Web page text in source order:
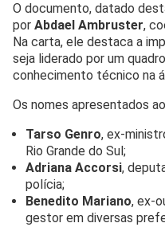
O documento, datado
por Abdael Ambruster,
Na carta, ele destaca a
seja liderado por um
conhecimento técnico na
Os nomes apresentados
Tarso Genro, ex-
Rio Grande do Sul;
Adriana Accorsi,
polícia;
Benedito Mariano, ex-
gestor em diversas